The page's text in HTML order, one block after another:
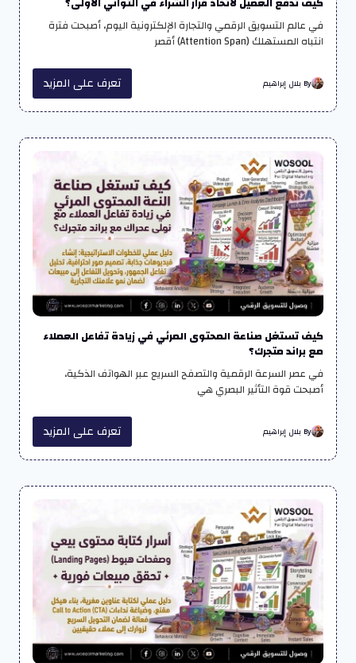
في عالم التسويق الرقمي والتجارة الإلكترونية اليوم، أصبحت فترة
انتباه المستهلك (Attention Span) أقصر
By بلال إبراهيم تعرف على المزيد
كيف تستغل صناعة المحتوى المرئي في زيادة تفاعل العملاء
مع براند متجرك؟
في عصر السرعة الرقمية والتصفح السريع عبر الهواتف الذكية،
أصبحت قوة التأثير البصري هي
By بلال إبراهيم تعرف على المزيد